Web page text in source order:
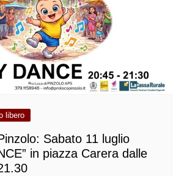
libero
Sabato 11 luglio
in piazza Carera dalle